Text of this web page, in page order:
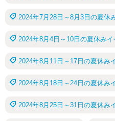
2024年7月28日～8月3日の夏休
2024年8月4日～10日の夏休みイ
2024年8月11日～17日の夏休み
2024年8月18日～24日の夏休み
2024年8月25日～31日の夏休み